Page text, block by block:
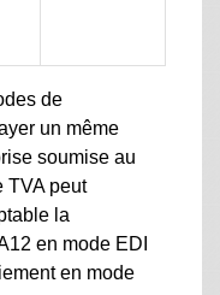
de
un même
soumise au
TVA peut
la
en mode EDI
en mode